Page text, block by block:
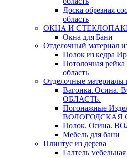
Доска обрезная
область
ОКНА И
Окна для Бани
Отделочный материал
Полок из кедра
Потолочная
область
Отделочные материалы
Вагонка.
ОБЛАСТЬ.
Погонажные
ВОЛОГОДСКАЯ
Полок. Осина.
Мебель для бани
Плинтус из дерева
Галтель